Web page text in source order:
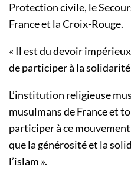
Protection civile, le
France et la Croix-Rouge.
« Il est du devoir
de participer à la
L’institution religieuse
musulmans de France et
participer à ce
que la générosité et la
l’islam ».